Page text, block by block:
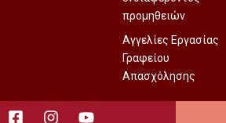
προμηθειών
Αγγελίες Εργασίας
Γραφείου
Απασχόλησης